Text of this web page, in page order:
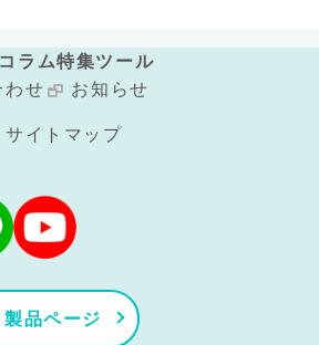
コラム特集ツール
わせ お知らせ
サイトマップ
品ページ